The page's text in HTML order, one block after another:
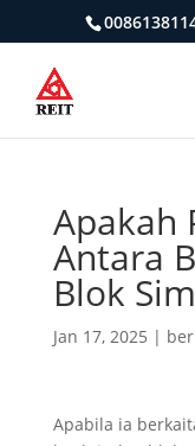
Apakah
Antara
Blok
Jan 17, 2025 |
Apabila ia